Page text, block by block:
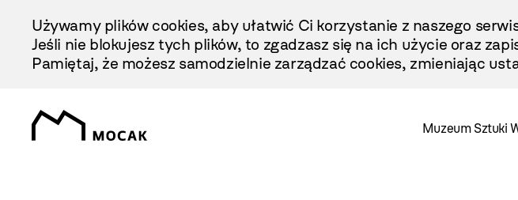
Treści
Używamy plików cookies, aby ułatwić Ci korzystanie z naszego
Jeśli nie blokujesz tych plików, to zgadzasz się na ich użycie oraz
Pamiętaj, że możesz samodzielnie zarządzać cookies, zmieniając
Muzeum Sztuki